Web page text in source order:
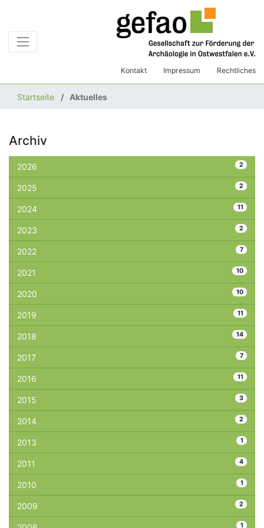
Kontakt Impressum Rechtliches
Startseite Aktuelles
Archiv
2026 2
2025 2
2024 11
2023 2
2022 7
2021 10
2020 10
2019 11
2018 14
2017 7
2016 11
2015 3
2014 2
2013 1
2011 4
2010 1
2009 2
1